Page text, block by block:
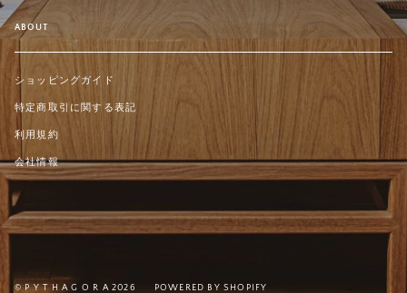
ABOUT
ショッピングガイド
特定商取引に関する表記
利用規約
会社情報
© P Y T H A G O R A 2026 POWERED BY SHOPIFY